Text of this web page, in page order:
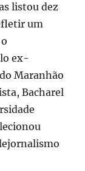
listou dez
um
ex-
Maranhão
Bacharel